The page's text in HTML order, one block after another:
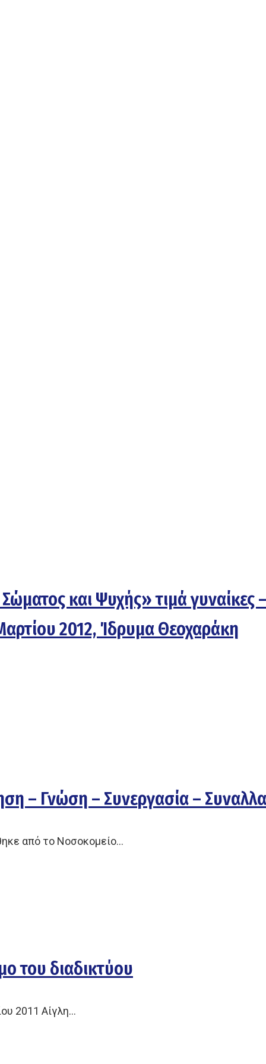
και Ψυχής» τιμά γυναίκες
2012, Ίδρυμα Θεοχαράκη
– Γνώση – Συνεργασία –
από το Νοσοκομείο…
του διαδικτύου
2011 Αίγλη…